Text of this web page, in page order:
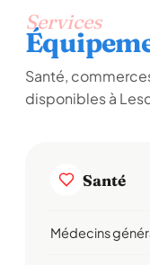
Services
Santé,
disponibles à
Santé
Médecins